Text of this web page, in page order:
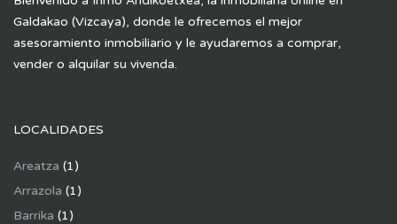
Galdakao (Vizcaya), donde le ofrecemos el mejor
asesoramiento inmobiliario y le ayudaremos a comprar,
vender o alquilar su vivenda.
LOCALIDADES
Areatza (1)
Arrazola (1)
Barrika (1)